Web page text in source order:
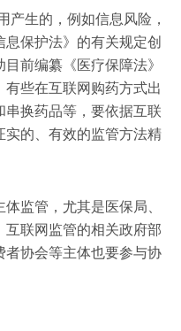
产生的，例如信息风险，
保护法》的有关规定创
前编纂《医疗保障法》
些在互联网购药方式出
换药品等，要依据互联
实的、有效的监管方法精
监管，尤其是医保局、
联网监管的相关政府部
者协会等主体也要参与协